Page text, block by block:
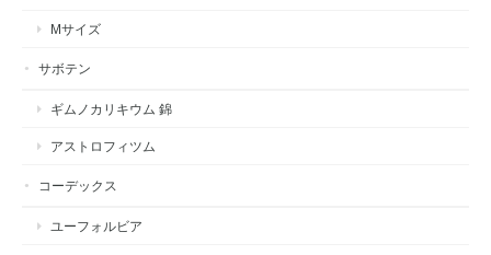
Mサイズ
サボテン
ギムノカリキウム 錦
アストロフィツム
コーデックス
ユーフォルビア